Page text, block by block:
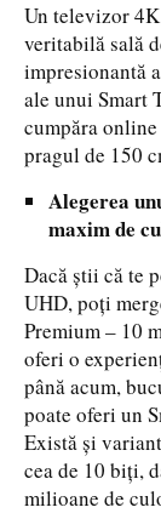
Un televizor
veritabilă sală
impresionantă
ale unui Smart
cumpăra
pragul de 150
Alegerea
maxim de
Dacă știi că te
UHD, poți
Premium – 10
oferi o
până acum,
poate oferi un
Există și
cea de 10 biți,
milioane de